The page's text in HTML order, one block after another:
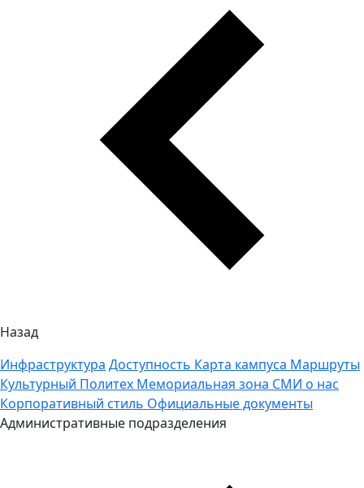
Назад
Инфраструктура Доступность Карта кампуса Маршруты
Культурный Политех Мемориальная зона СМИ о нас
Корпоративный стиль Официальные документы
Административные подразделения